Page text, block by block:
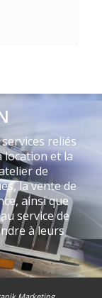
reliés
location et la
de
la vente de
ainsi que
service de
à leurs